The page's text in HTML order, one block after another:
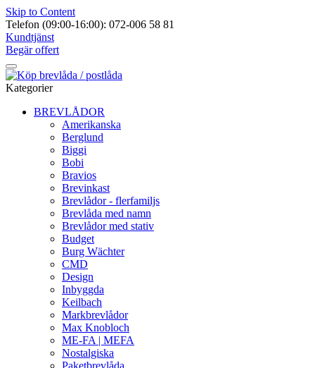
Skip to Content
Telefon (09:00-16:00): 072-006 58 81
Kundtjänst
Begär offert
Kategorier
BREVLÅDOR
Amerikanska
Berglund
Biggi
Bobi
Bravios
Brevinkast
Brevlådor - flerfamiljs
Brevlåda med namn
Brevlådor med stativ
Budget
Burg Wächter
CMD
Design
Inbyggda
Keilbach
Markbrevlådor
Max Knobloch
ME-FA | MEFA
Nostalgiska
Paketbrevlåda